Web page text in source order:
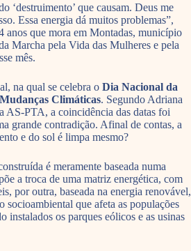
‘destruimento’ que causam. Deus me
Essa energia dá muitos problemas”,
anos que mora em Montadas, município
Marcha pela Vida das Mulheres e pela
mês.
na qual se celebra o Dia Nacional da
Climáticas. Segundo Adriana
AS-PTA, a coincidência das datas foi
grande contradição. Afinal de contas, a
e do sol é limpa mesmo?
é meramente baseada numa
a troca de uma matriz energética, com
por outra, baseada na energia renovável,
socioambiental que afeta as populações
instalados os parques eólicos e as usinas